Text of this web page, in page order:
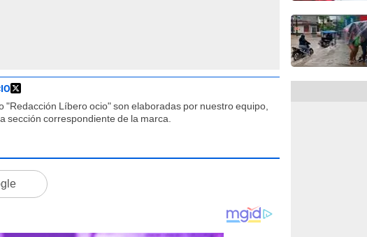
"Redacción Líbero ocio" son elaboradas por nuestro equipo,
sección correspondiente de la marca.